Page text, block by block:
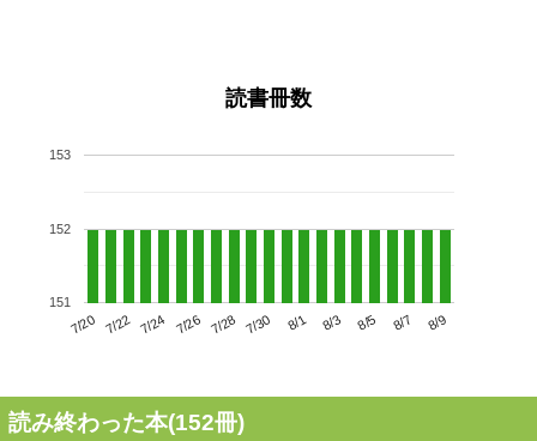
読書冊数
7/20 7/22 7/24 7/26 7/28 7/30 8/1 8/3 8/5 8/7 8/9
151
152
153
読み終わった本(152冊)